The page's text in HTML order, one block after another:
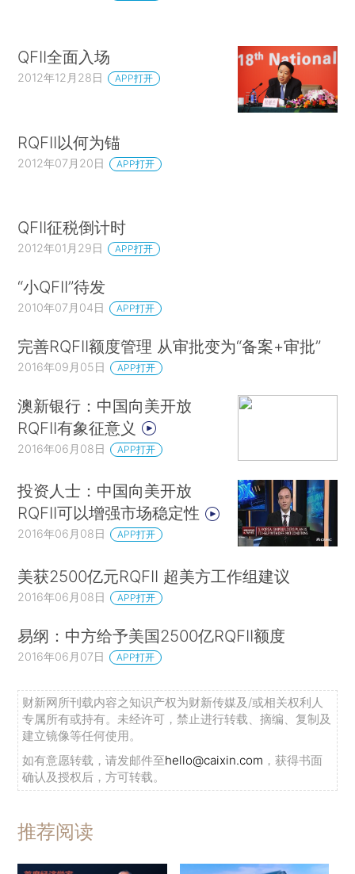
QFII全面入场
2012年12月28日 APP打开
RQFII以何为锚
2012年07月20日 APP打开
QFII征税倒计时
2012年01月29日 APP打开
“小QFII”待发
2010年07月04日 APP打开
完善RQFII额度管理 从审批变为“备案+审批”
2016年09月05日 APP打开
澳新银行：中国向美开放
RQFII有象征意义
2016年06月08日 APP打开
投资人士：中国向美开放
RQFII可以增强市场稳定性
2016年06月08日 APP打开
美获2500亿元RQFII 超美方工作组建议
2016年06月08日 APP打开
易纲：中方给予美国2500亿RQFII额度
2016年06月07日 APP打开
财新网所刊载内容之知识产权为财新传媒及/或相关权利人
专属所有或持有。未经许可，禁止进行转载、摘编、复制及
建立镜像等任何使用。
如有意愿转载，请发邮件至hello@caixin.com ，获得书面
确认及授权后，方可转载。
推荐阅读